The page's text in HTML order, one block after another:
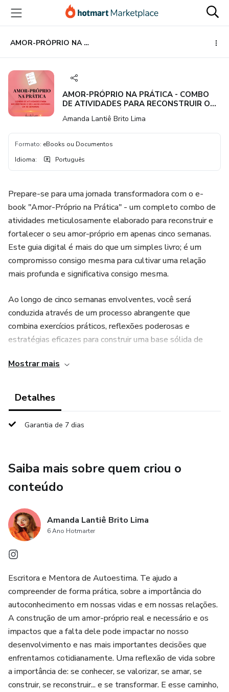
para
conteúdo
principal
para
pagamento
para
rodapé
AMOR-PRÓPRIO NA PRÁTICA - COMBO DE ATIVIDADES PARA RECONSTRUIR O SEU AMOR-PRÓPRIO EM 05 SEMANAS
AMOR-PRÓPRIO NA PRÁTICA - COMBO
DE ATIVIDADES PARA RECONSTRUIR O
SEU AMOR-PRÓPRIO EM 05 SEMANAS
Amanda Lantiê Brito Lima
Formato: eBooks ou Documentos
Idioma: Português
Prepare-se para uma jornada transformadora com o e-
book "Amor-Próprio na Prática" - um completo combo de
atividades meticulosamente elaborado para reconstruir e
fortalecer o seu amor-próprio em apenas cinco semanas.
Este guia digital é mais do que um simples livro; é um
compromisso consigo mesma para cultivar uma relação
mais profunda e significativa consigo mesma.
Ao longo de cinco semanas envolventes, você será
conduzida através de um processo abrangente que
combina exercícios práticos, reflexões poderosas e
estratégias eficazes para construir uma base sólida de
suas conquistas, e nutrir uma autoestima positiva. Cada
desbloquear seu potencial interior, promovendo uma
construirá uma fundação sólida para a autoaceitação e
confiança pessoal. Este combo de atividades é a sua trilha
empoderamento e transformação positiva.
Não espere mais para investir em si mesma. Liberte-se
das amarras da autocrítica e embarque nesta jornada de
relacionamento mais importante: o que você tem consigo
mesma. Descubra o poder do amor-próprio na prática e
inicie uma transformação duradoura em sua vida.
Mostrar mais
Detalhes
Garantia de 7 dias
Saiba mais sobre quem criou o
conteúdo
Amanda Lantiê Brito Lima
6 Ano Hotmarter
Escritora e Mentora de Autoestima. Te ajudo a
compreender de forma prática, sobre a importância do
autoconhecimento em nossas vidas e em nossas relações.
A construção de um amor-próprio real e necessário e os
impactos que a falta dele pode impactar no nosso
desenvolvimento e nas mais importantes decisões que
enfrentamos cotidianamente. Uma reflexão de vida sobre
a importância de: se conhecer, se valorizar, se amar, se
construir, se reconstruir... e se transformar. E esse caminho,